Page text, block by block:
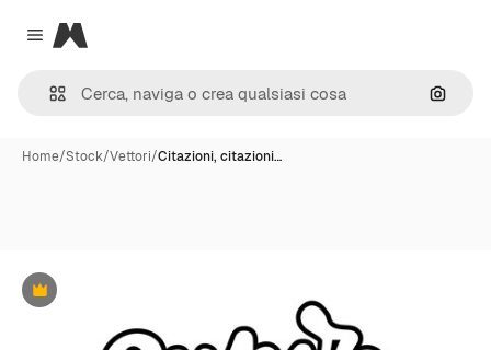
Close menu
Magnific
Cerca
Home/Stock/Vettori/Citazioni, citazioni…
Premium